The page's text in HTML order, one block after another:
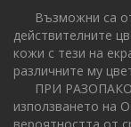
Възможни са
действителните
кожи с тези на
различните му
ПРИ
използването на